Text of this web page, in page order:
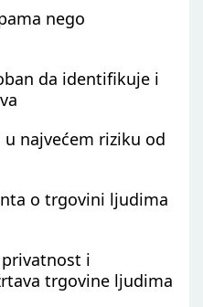
nego
da identifikuje i
najvećem riziku od
o trgovini ljudima
i
trgovine ljudima